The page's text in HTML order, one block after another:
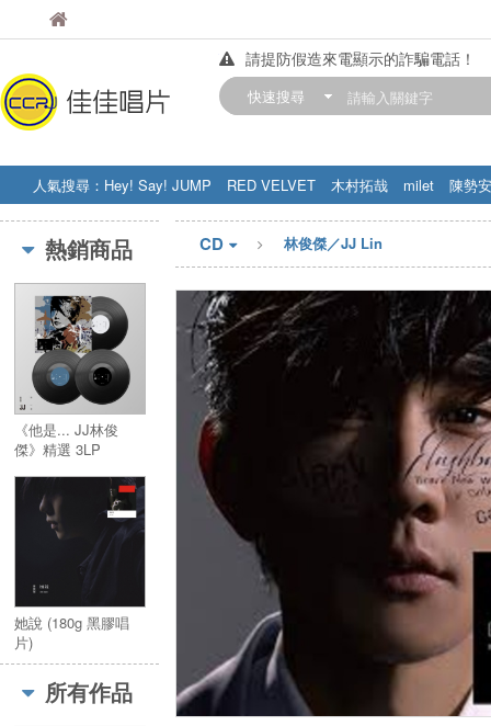
佳佳唱片
請提防假造來電顯示的詐騙電話！
【中華門市營業時間調整公告】
快速搜尋
人氣搜尋： Hey! Say! JUMP RED VELVET 木村拓哉 milet
陳勢安
STRAY KIDS
盧廣仲 周杰伦
熱銷商品
《他是... JJ林俊
傑》精選 3LP
她說 (180g 黑膠唱
片)
所有作品
CD 林俊傑／JJ Lin